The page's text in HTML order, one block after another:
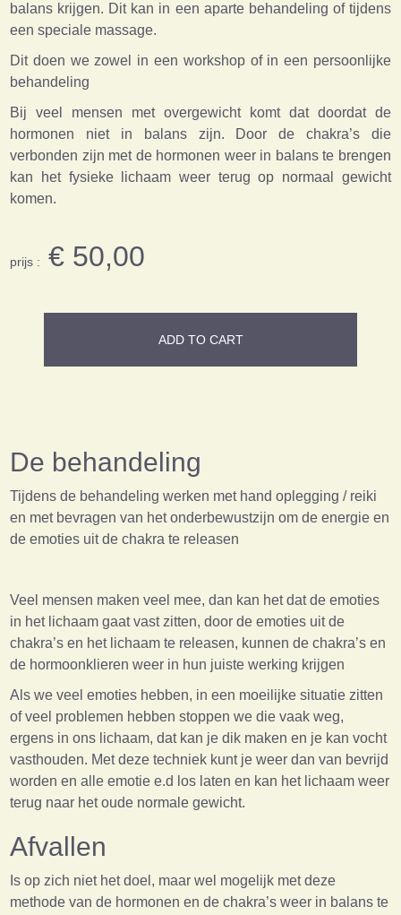
balans krijgen. Dit kan in een aparte behandeling of tijdens
een speciale massage.
Dit doen we zowel in een workshop of in een persoonlijke
behandeling
Bij veel mensen met overgewicht komt dat doordat de
hormonen niet in balans zijn. Door de chakra’s die
verbonden zijn met de hormonen weer in balans te brengen
kan het fysieke lichaam weer terug op normaal gewicht
komen.
prijs : € 50,00
ADD TO CART
De behandeling
Tijdens de behandeling werken met hand oplegging / reiki
en met bevragen van het onderbewustzijn om de energie en
de emoties uit de chakra te releasen
Veel mensen maken veel mee, dan kan het dat de emoties
in het lichaam gaat vast zitten, door de emoties uit de
chakra’s en het lichaam te releasen, kunnen de chakra’s en
de hormoonklieren weer in hun juiste werking krijgen
Als we veel emoties hebben, in een moeilijke situatie zitten
of veel problemen hebben stoppen we die vaak weg,
ergens in ons lichaam, dat kan je dik maken en je kan vocht
vasthouden. Met deze techniek kunt je weer dan van bevrijd
worden en alle emotie e.d los laten en kan het lichaam weer
terug naar het oude normale gewicht.
Afvallen
Is op zich niet het doel, maar wel mogelijk met deze
methode van de hormonen en de chakra’s weer in balans te